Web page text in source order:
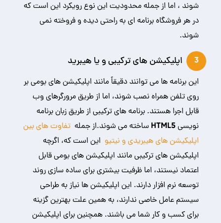
شوند ، اما از جمله محدودیت این نوع رویکرد این است که
در هر فروشگاه برنامه ای به راحتی دیده و فروخته نمی
شوند.
3 اپلیکیشن های ترکیبی و یا هیبرید
این برنامه ها می توانند دقیقاً مانند اپلیکیشن های بومی بر
روی تلفن همراه نصب شوند، اما از طریق مرورگرهای وب
قابل اجرا هستند. برنامه های ترکیبی از طریق زبان برنامه
نویسی HTML5 ساخته می شوند.از جمله
تفاوت های بین
اپلیکیشن های هیبریدی و نیتیو این است که، اگرچه
اپلیکیشن های ترکیبی مانند اپلیکیشن های بومی قابل
اعتماد نیستند، اما ظرفیت بیشتری برای ساده سازی روند
توسعه نرم افزار دارند. این اپلیکیشن ها نیاز به طراحی
سیستم عامل خاصی ندارند، به همین علت بهترین گزینه
برای کسب و کار شما می باشند. همچنین برای اپلیکیشن